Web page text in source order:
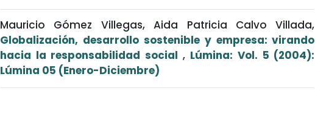
Mauricio Gómez Villegas, Aida Patricia Calvo Villada,
Globalización, desarrollo sostenible y empresa: virando
hacia la responsabilidad social, Lúmina: Vol. 5 (2004):
Lúmina 05 (Enero-Diciembre)